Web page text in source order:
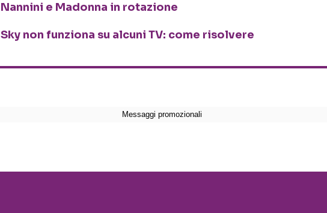
Nannini e Madonna in rotazione
Sky non funziona su alcuni TV: come risolvere